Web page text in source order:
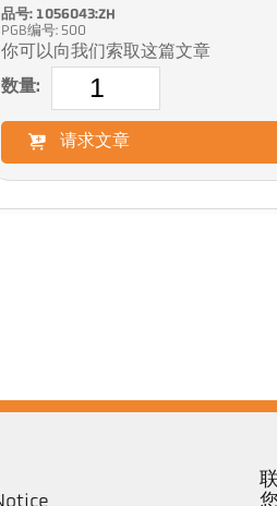
品号: 1056043:ZH
PGB编号: 500
你可以向我们索取这篇文章
数量:
请求文章